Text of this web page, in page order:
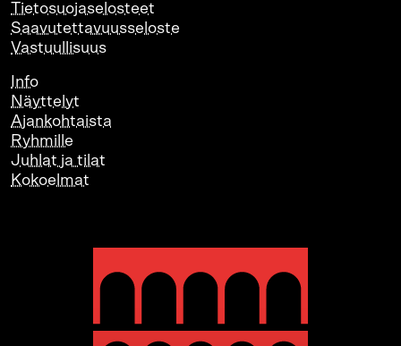
Tietosuojaselosteet
Saavutettavuusseloste
Vastuullisuus
Info
Näyttelyt
Ajankohtaista
Ryhmille
Juhlat ja tilat
Kokoelmat